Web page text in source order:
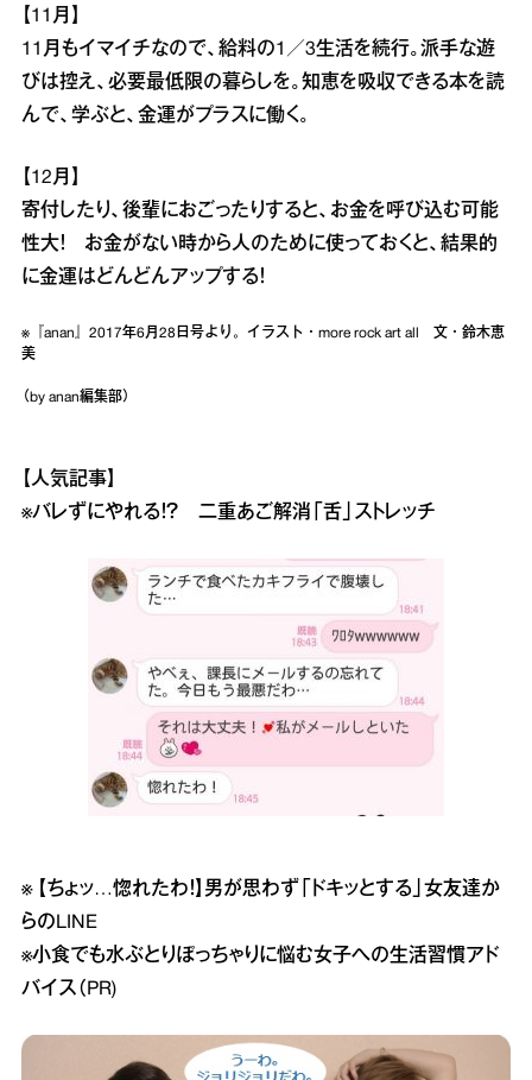
【11月】
11月もイマイチなので、給料の1／3生活を続行。派手な遊
びは控え、必要最低限の暮らしを。知恵を吸収できる本を読
んで、学ぶと、金運がプラスに働く。
【12月】
寄付したり、後輩におごったりすると、お金を呼び込む可能
性大！ お金がない時から人のために使っておくと、結果的
に金運はどんどんアップする！
※『anan』2017年6月28日号より。イラスト・more rock art all 文・鈴木恵
美
（by anan編集部）
【人気記事】
※バレずにやれる！？ 二重あご解消「舌」ストレッチ
※ 【ちょッ…惚れたわ！】男が思わず「ドキッとする」女友達か
らのLINE
※小食でも水ぶとりぽっちゃりに悩む女子への生活習慣アド
バイス（PR)